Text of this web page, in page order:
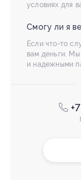
условиях для
Смогу ли я
Если что-то
вам деньги.
и надежными